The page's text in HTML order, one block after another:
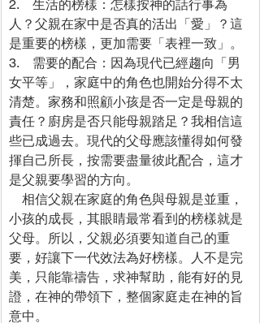
2.    生活的榜樣：怎樣按神的話行事為
人？父親在家中是否真的活出「愛」？這
是重要的榜樣，更加需要「表裡一致」。
3.    需要的配合：因為現代已經趨向「男
女平等」，家庭中的角色也開始分得不太
清楚。家務和照顧小孩是否一定是母親的
責任？廚房是否只能母親踏足？我相信這
些已成過去。現代的父母應該懂得如何發
揮自己所長，按需要盡量彼此配合，這才
是父親要學習的方向。
相信父親在家庭的角色與母親是並重，
小孩的成長，其眼睛最常看到的榜樣就是
父母。所以，父親必須要知道自己的重
要，好讓下一代效法為好榜樣。人不是完
美，只能靠禱告，求神幫助，能有好的見
證，在神的帶領下，整個家庭走在神的旨
意中。